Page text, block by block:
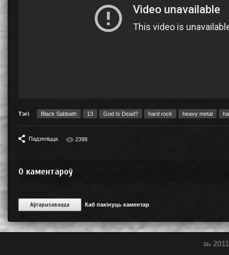
Тэгі Black Sabbath 13 God Is Dead? hard rock heavy metal
Падзяліцца 2398
0 каментароў
Аўтарызавацца Каб пакінуць каментар
зь 2011